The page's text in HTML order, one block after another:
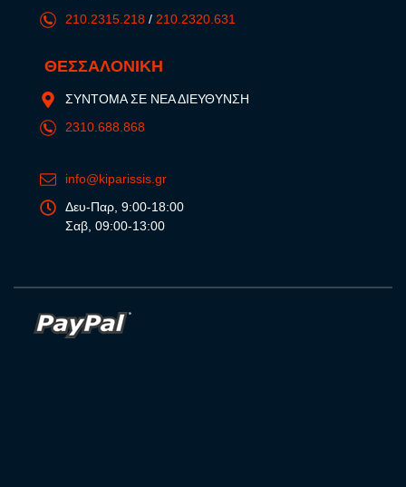
210.2315.218 / 210.2320.631
ΘΕΣΣΑΛΟΝΙΚΗ
ΣΥΝΤΟΜΑ ΣΕ ΝΕΑ ΔΙΕΥΘΥΝΣΗ
2310.688.868
info@kiparissis.gr
Δευ-Παρ, 9:00-18:00
Σαβ, 09:00-13:00